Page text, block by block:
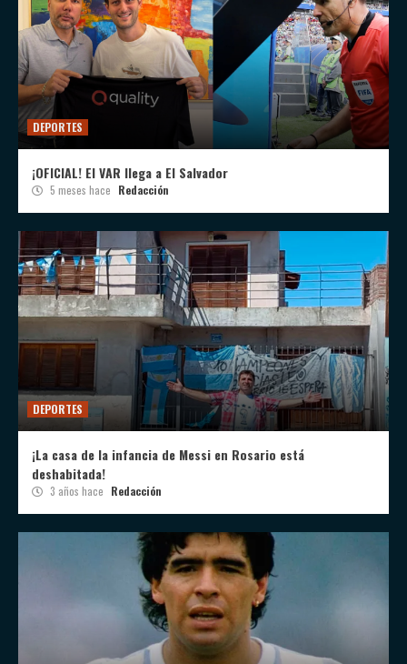
DEPORTES
¡OFICIAL! El VAR llega a El Salvador
5 meses hace Redacción
DEPORTES
¡La casa de la infancia de Messi en Rosario está
deshabitada!
3 años hace Redacción